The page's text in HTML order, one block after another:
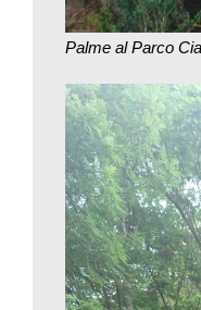
che meglio sopportano
a –15° C, in certi casi
seminata dall’uomo. È
insieme a non poche
La sua vitalità è ben
caduti per terra,
qualche anno,
trasportati dagli uccelli,
boschi di bassa quota,
Gandria, alla Foce della
Palme al Parco